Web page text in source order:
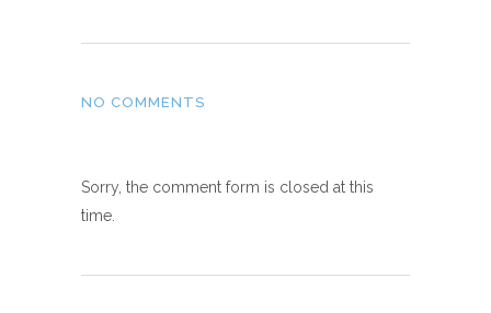
NO COMMENTS
Sorry, the comment form is closed at this
time.